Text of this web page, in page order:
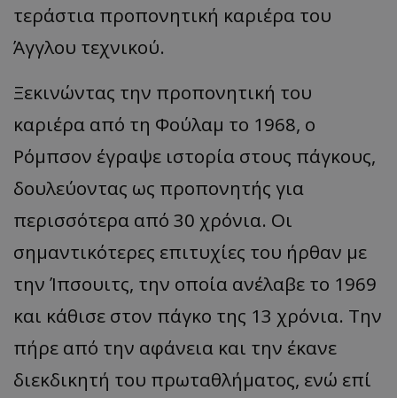
τεράστια προπονητική καριέρα του
Άγγλου τεχνικού.
Ξεκινώντας την προπονητική του
καριέρα από τη Φούλαμ το 1968, ο
Ρόμπσον έγραψε ιστορία στους πάγκους,
δουλεύοντας ως προπονητής για
περισσότερα από 30 χρόνια. Οι
σημαντικότερες επιτυχίες του ήρθαν με
την Ίπσουιτς, την οποία ανέλαβε το 1969
και κάθισε στον πάγκο της 13 χρόνια. Την
πήρε από την αφάνεια και την έκανε
διεκδικητή του πρωταθλήματος, ενώ επί